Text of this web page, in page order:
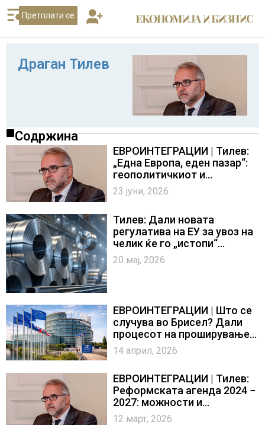
Претплати се
Драган Тилев
Содржина
ЕВРОИНТЕГРАЦИИ | Тилев:
„Една Европа, еден пазар“:
геополитичкиот и
економскиот контекст на
новата европска
23 јуни, 2026
Тилев: Дали новата
регулатива на ЕУ за увоз на
челик ќе го „истопи“
челичниот „’рбет“ на
македонската индустрија?
20 мај, 2026
ЕВРОИНТЕГРАЦИИ | Што се
случува во Брисел? Дали
процесот на проширување е
сè уште „жив“?
14 април, 2026
ЕВРОИНТЕГРАЦИИ | Тилев:
Реформската агенда 2024 −
2027: можности и
предизвици
12 март, 2026